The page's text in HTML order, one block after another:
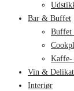
Bar & Buffet
Buffet
Kaffe-
Vin &
Interiør